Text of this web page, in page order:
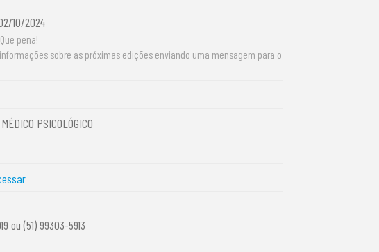
10/2024
pena!
sobre as próximas edições enviando uma mensagem para o
PSICOLÓGICO
ou (51) 99303-5913